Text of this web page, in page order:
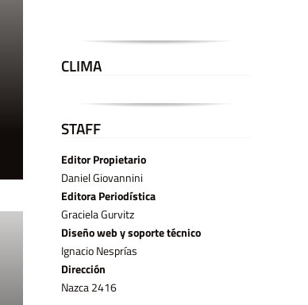
CLIMA
STAFF
Editor Propietario
Daniel Giovannini
Editora Periodística
Graciela Gurvitz
Diseño web y soporte técnico
Ignacio Nesprías
Dirección
Nazca 2416